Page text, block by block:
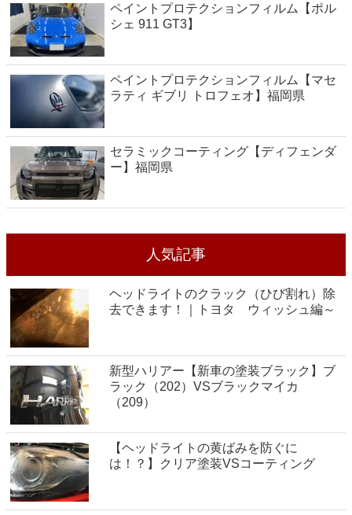
ペイントプロテクションフィルム【ポル
シェ 911 GT3】
ペイントプロテクションフィルム【マセ
ラティ ギブリ トロフェオ】福岡県
セラミックコーティング【ディフェンダ
ー】福岡県
人気記事
ヘッドライトのクラック（ひび割れ）除
去できます！｜トヨタ ウィッシュ編～
新型ハリアー【新車の塗装ブラック】ブ
ラック（202）VSブラックマイカ
（209）
【ヘッドライトの黄ばみを防ぐに
は！？】クリア塗装VSコーティング